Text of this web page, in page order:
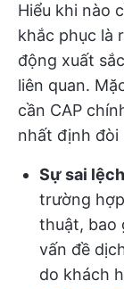
Hiểu khi nào
khắc phục là
động xuất
liên quan.
cần CAP
nhất định đòi
Sự sai
trường
thuật, bao
vấn đề
do khách